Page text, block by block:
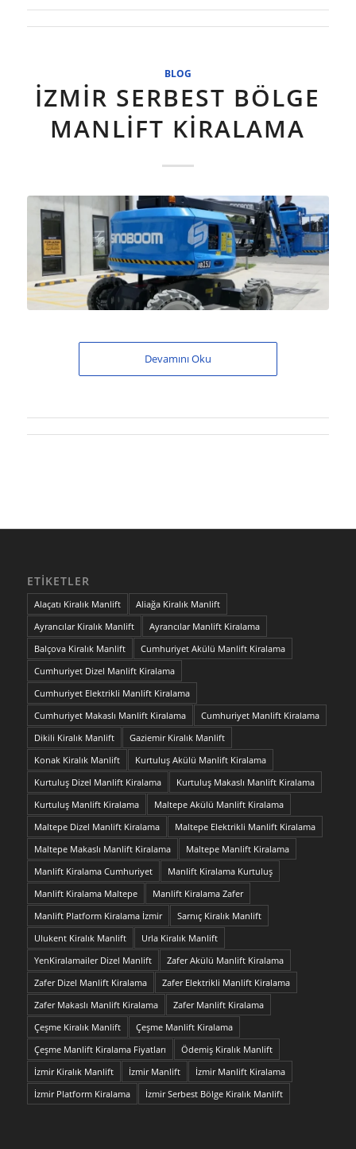
BLOG
İZMIR SERBEST BÖLGE
MANLIFT KIRALAMA
Devamını Oku
ETIKETLER
Alaçatı Kiralık Manlift
Aliağa Kiralık Manlift
Ayrancılar Kiralık Manlift
Ayrancılar Manlift Kiralama
Balçova Kiralık Manlift
Cumhuriyet Akülü Manlift Kiralama
Cumhuriyet Dizel Manlift Kiralama
Cumhuriyet Elektrikli Manlift Kiralama
Cumhuriyet Makaslı Manlift Kiralama
Cumhuriyet Manlift Kiralama
Dikili Kiralık Manlift
Gaziemir Kiralık Manlift
Konak Kiralık Manlift
Kurtuluş Akülü Manlift Kiralama
Kurtuluş Dizel Manlift Kiralama
Kurtuluş Makaslı Manlift Kiralama
Kurtuluş Manlift Kiralama
Maltepe Akülü Manlift Kiralama
Maltepe Dizel Manlift Kiralama
Maltepe Elektrikli Manlift Kiralama
Maltepe Makaslı Manlift Kiralama
Maltepe Manlift Kiralama
Manlift Kiralama Cumhuriyet
Manlift Kiralama Kurtuluş
Manlift Kiralama Maltepe
Manlift Kiralama Zafer
Manlift Platform Kiralama İzmir
Sarnıç Kiralık Manlift
Ulukent Kiralık Manlift
Urla Kiralık Manlift
YenKiralamailer Dizel Manlift
Zafer Akülü Manlift Kiralama
Zafer Dizel Manlift Kiralama
Zafer Elektrikli Manlift Kiralama
Zafer Makaslı Manlift Kiralama
Zafer Manlift Kiralama
Çeşme Kiralık Manlift
Çeşme Manlift Kiralama
Çeşme Manlift Kiralama Fiyatları
Ödemiş Kiralık Manlift
İzmir Kiralık Manlift
İzmir Manlift
İzmir Manlift Kiralama
İzmir Platform Kiralama
İzmir Serbest Bölge Kiralık Manlift